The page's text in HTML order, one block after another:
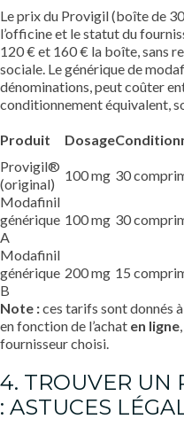
Le prix du Provigil (boîte de
l’officine et le statut du
120 € et 160 € la boîte, sans
sociale. Le générique de
dénominations, peut coûter
conditionnement équivalent,
Produit Dosage
Provigil®
(original)
100 mg 30
Modafinil
générique
A
100 mg 30
Modafinil
générique
B
200 mg 15
Note :ces tarifs sont donnés
en fonction de l’achat en ligne
fournisseur choisi.
4. TROUVER UN
: ASTUCES